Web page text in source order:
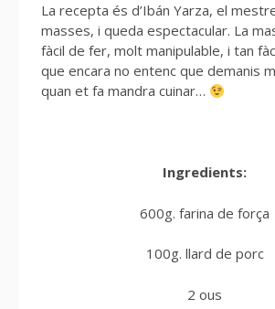
La recepta és d’Ibán Yarza, el
masses, i queda espectacular. La
fàcil de fer, molt manipulable, i tan
que encara no entenc que demanis
quan et fa mandra cuinar…
Ingredients:
600g. farina de força
100g. llard de porc
2 ous